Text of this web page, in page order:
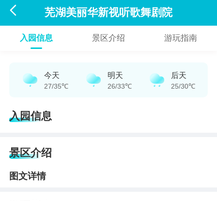
 芜湖美丽华新视听歌舞剧院
入园信息 景区介绍 游玩指南
今天
27/35℃
明天
26/33℃
后天
25/30℃
入园信息
景区介绍
图文详情